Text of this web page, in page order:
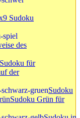
Sudoku
des
Sudoku für
der
Sudoku
Sudoku Grün für